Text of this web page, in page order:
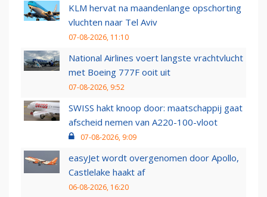
KLM hervat na maandenlange opschorting
vluchten naar Tel Aviv
07-08-2026, 11:10
National Airlines voert langste vrachtvlucht
met Boeing 777F ooit uit
07-08-2026, 9:52
SWISS hakt knoop door: maatschappij gaat
afscheid nemen van A220-100-vloot
07-08-2026, 9:09
easyJet wordt overgenomen door Apollo,
Castlelake haakt af
06-08-2026, 16:20